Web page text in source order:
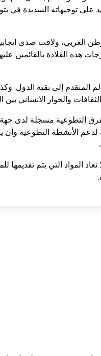
على توجيهاته السديدة في
العربي، ولاقت صدى
هذه القلادة بالقائمين
المتقدم إلى بقية الدول.
والحوار الانساني
التطوعية مسجلة لدى
لدعم الأنشطة التطوعية
المواد التي يتم تقديمها